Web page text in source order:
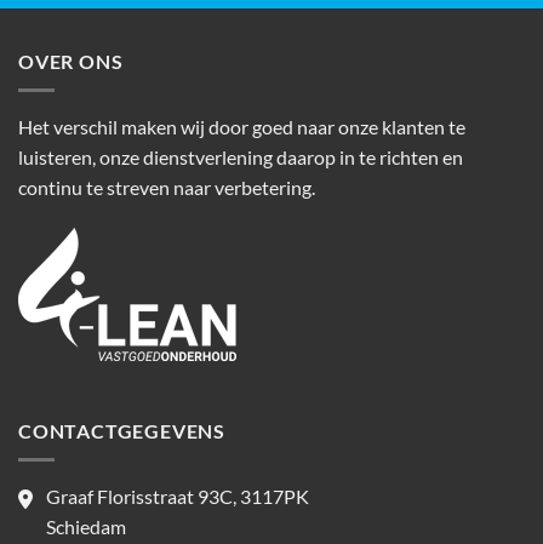
OVER ONS
Het verschil maken wij door goed naar onze klanten te
luisteren, onze dienstverlening daarop in te richten en
continu te streven naar verbetering.
CONTACTGEGEVENS
Graaf Florisstraat 93C, 3117PK
Schiedam